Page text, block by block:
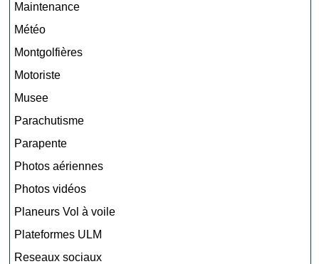
Maintenance
Météo
Montgolfières
Motoriste
Musee
Parachutisme
Parapente
Photos aériennes
Photos vidéos
Planeurs Vol à voile
Plateformes ULM
Reseaux sociaux